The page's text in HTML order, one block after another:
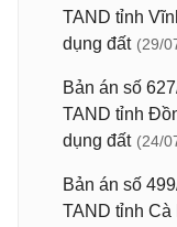
TAND tỉnh
dụng đất (29/
Bản án số
TAND tỉnh
dụng đất (24/
Bản án số
TAND tỉnh Cà